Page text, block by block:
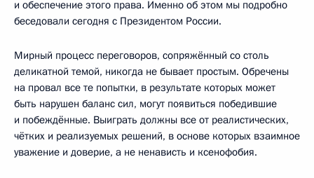
и обеспечение этого права. Именно об этом мы подробно
беседовали сегодня с Президентом России.
Мирный процесс переговоров, сопряжённый со столь
деликатной темой, никогда не бывает простым. Обречены
на провал все те попытки, в результате которых может
быть нарушен баланс сил, могут появиться победившие
и побеждённые. Выиграть должны все от реалистических,
чётких и реализуемых решений, в основе которых взаимное
уважение и доверие, а не ненависть и ксенофобия.